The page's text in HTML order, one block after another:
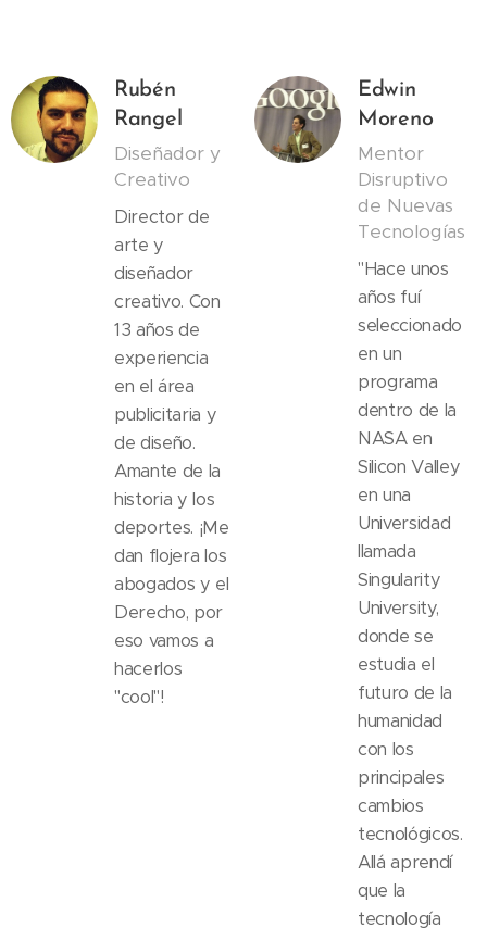
Rubén
Rangel
Diseñador y
Creativo
Director de
arte y
diseñador
creativo. Con
13 años de
experiencia
en el área
publicitaria y
de diseño.
Amante de la
historia y los
deportes. ¡Me
dan flojera los
abogados y el
Derecho, por
eso vamos a
hacerlos
"cool"!
Edwin
Moreno
Mentor
Disruptivo
de Nuevas
Tecnologías
"Hace unos
años fuí
seleccionado
en un
programa
dentro de la
NASA en
Silicon Valley
en una
Universidad
llamada
Singularity
University,
donde se
estudia el
futuro de la
humanidad
con los
principales
cambios
tecnológicos.
Allá aprendí
que la
tecnología